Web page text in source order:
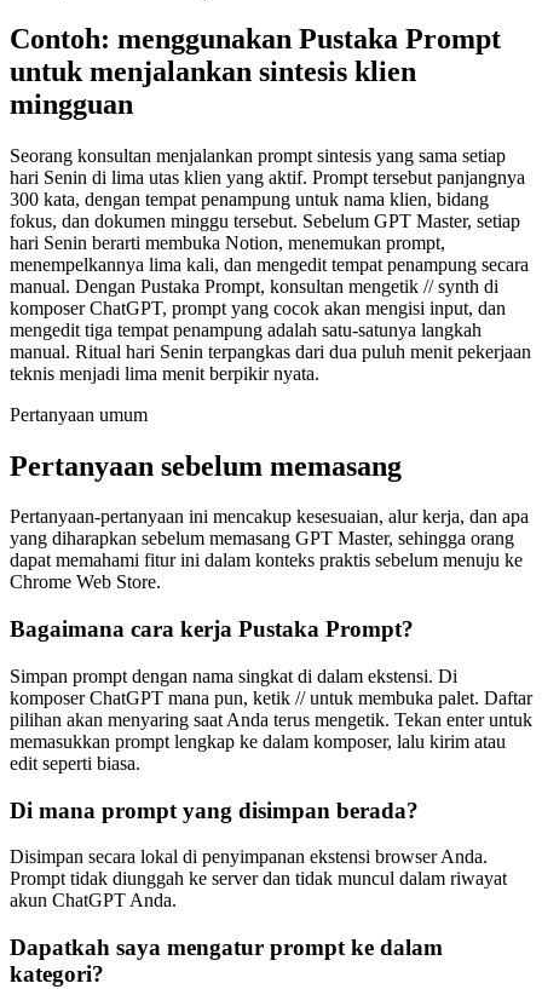
Contoh: menggunakan Pustaka Prompt
untuk menjalankan sintesis klien
mingguan
Seorang konsultan menjalankan prompt sintesis yang sama setiap
hari Senin di lima utas klien yang aktif. Prompt tersebut panjangnya
300 kata, dengan tempat penampung untuk nama klien, bidang
fokus, dan dokumen minggu tersebut. Sebelum GPT Master, setiap
hari Senin berarti membuka Notion, menemukan prompt,
menempelkannya lima kali, dan mengedit tempat penampung secara
manual. Dengan Pustaka Prompt, konsultan mengetik // synth di
komposer ChatGPT, prompt yang cocok akan mengisi input, dan
mengedit tiga tempat penampung adalah satu-satunya langkah
manual. Ritual hari Senin terpangkas dari dua puluh menit pekerjaan
teknis menjadi lima menit berpikir nyata.
Pertanyaan umum
Pertanyaan sebelum memasang
Pertanyaan-pertanyaan ini mencakup kesesuaian, alur kerja, dan apa
yang diharapkan sebelum memasang GPT Master, sehingga orang
dapat memahami fitur ini dalam konteks praktis sebelum menuju ke
Chrome Web Store.
Bagaimana cara kerja Pustaka Prompt?
Simpan prompt dengan nama singkat di dalam ekstensi. Di
komposer ChatGPT mana pun, ketik // untuk membuka palet. Daftar
pilihan akan menyaring saat Anda terus mengetik. Tekan enter untuk
memasukkan prompt lengkap ke dalam komposer, lalu kirim atau
edit seperti biasa.
Di mana prompt yang disimpan berada?
Disimpan secara lokal di penyimpanan ekstensi browser Anda.
Prompt tidak diunggah ke server dan tidak muncul dalam riwayat
akun ChatGPT Anda.
Dapatkah saya mengatur prompt ke dalam
kategori?